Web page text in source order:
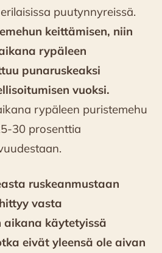
puutynnyreissä.
keittämisen, niin
rypäleen
punaruskeaksi
vuoksi.
rypäleen puristemehu
30 prosenttia
ruskeanmustaan
vasta
aikana käytetyissä
eivät yleensä ole aivan